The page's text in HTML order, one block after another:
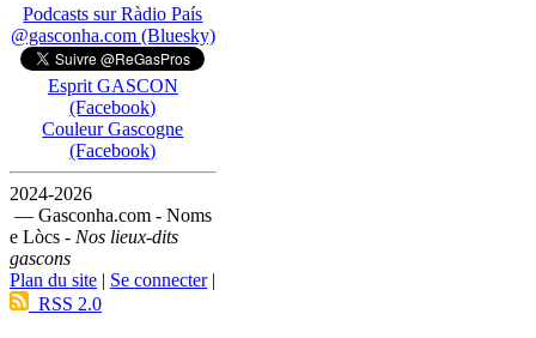
Podcasts sur Ràdio País
@gasconha.com (Bluesky)
Esprit GASCON
(Facebook)
Couleur Gascogne
(Facebook)
2024-2026
— Gasconha.com - Noms
e Lòcs - Nos lieux-dits
gascons
Plan du site | Se connecter|
RSS 2.0